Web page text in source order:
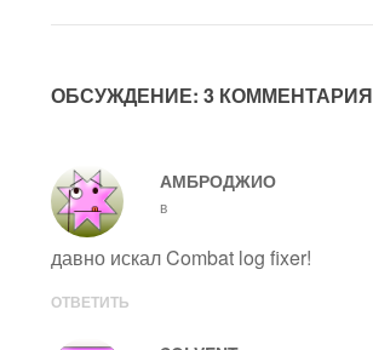
ОБСУЖДЕНИЕ: 3 КОММЕНТАРИЯ
АМБРОДЖИО
в
давно искал Combat log fixer!
ОТВЕТИТЬ